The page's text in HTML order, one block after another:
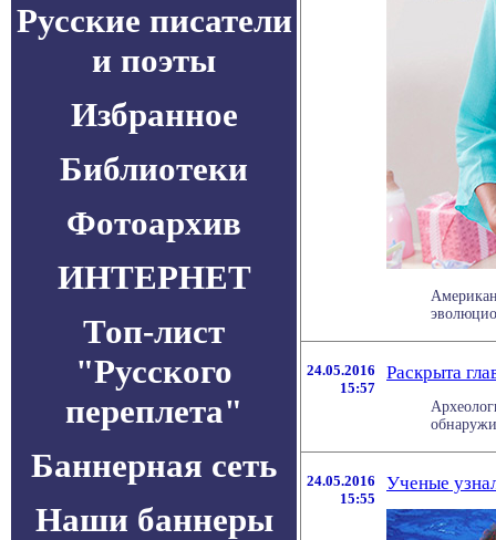
Русские писатели
и поэты
Избранное
Библиотеки
Фотоархив
ИНТЕРНЕТ
Топ-лист
"Русского
переплета"
Баннерная сеть
Наши баннеры
24.05.2016
15:57
Раскрыта
24.05.2016
15:55
Ученые